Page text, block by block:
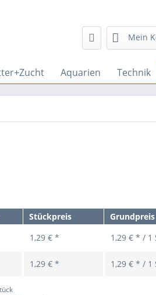
Mein
Aquarien Technik
Stückpreis
Grundpreis
1,29 € * 1,29 € * / 1
1,29 € * 1,29 € * / 1